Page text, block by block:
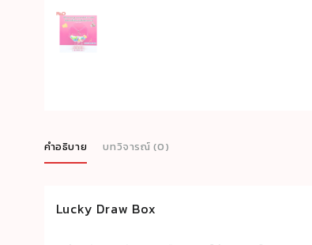
คำอธิบาย บทวิจารณ์ (0)
Lucky Draw Box